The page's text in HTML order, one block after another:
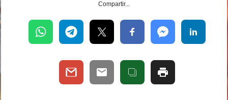
Compartir...